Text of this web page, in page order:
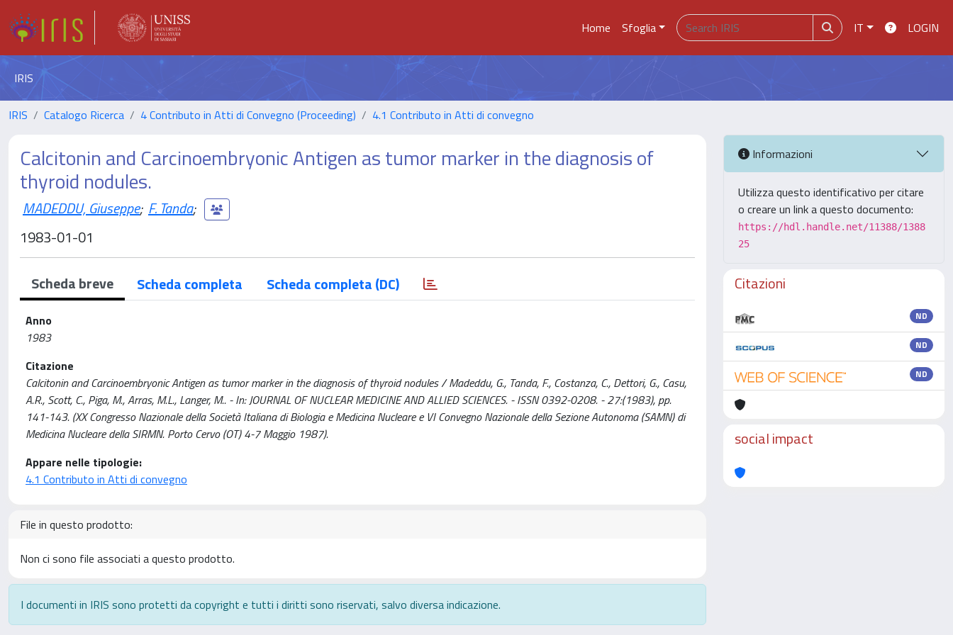
Home Sfoglia IT LOGIN
IRIS
IRIS Catalogo Ricerca 4 Contributo in Atti di Convegno (Proceeding) 4.1 Contributo in Atti di convegno
Calcitonin and Carcinoembryonic Antigen as tumor marker in the diagnosis of
thyroid nodules.
MADEDDU, Giuseppe; F. Tanda;
1983-01-01
Scheda breve Scheda completa Scheda completa (DC)
Anno
1983
Citazione
Calcitonin and Carcinoembryonic Antigen as tumor marker in the diagnosis of thyroid nodules / Madeddu, G., Tanda, F., Costanza, C., Dettori, G., Casu,
A.R., Scott, C., Piga, M., Arras, M.L., Langer, M.. - In: JOURNAL OF NUCLEAR MEDICINE AND ALLIED SCIENCES. - ISSN 0392-0208. - 27:(1983), pp.
141-143. (XX Congresso Nazionale della Società Italiana di Biologia e Medicina Nucleare e VI Convegno Nazionale della Sezione Autonoma (SAMN) di
Medicina Nucleare della SIRMN. Porto Cervo (OT) 4-7 Maggio 1987).
Appare nelle tipologie:
4.1 Contributo in Atti di convegno
File in questo prodotto:
Non ci sono file associati a questo prodotto.
I documenti in IRIS sono protetti da copyright e tutti i diritti sono riservati, salvo diversa indicazione.
Informazioni
Utilizza questo identificativo per citare
o creare un link a questo documento:
https://hdl.handle.net/11388/1388
25
Citazioni
ND
ND
ND
social impact